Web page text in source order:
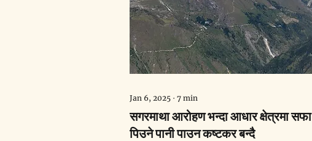
Jan 6, 2025 ∙ 7 min
सगरमाथा आरोहण भन्दा आधार क्षेत्रमा सफा
पिउने पानी पाउन कष्टकर बन्दै